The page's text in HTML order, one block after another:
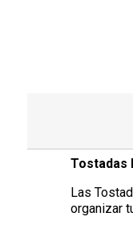
Tostadas
Las
organizar